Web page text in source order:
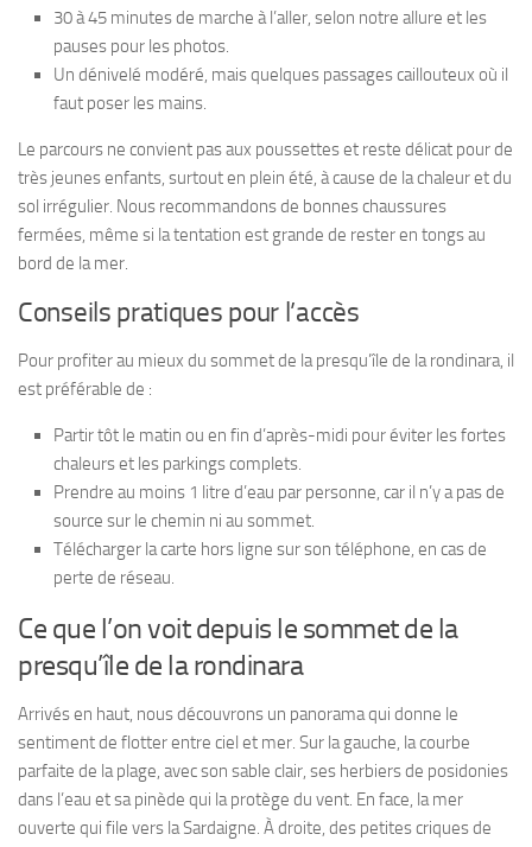
30 à 45 minutes de marche à l’aller, selon notre allure et les
pauses pour les photos.
Un dénivelé modéré, mais quelques passages caillouteux où il
faut poser les mains.
Le parcours ne convient pas aux poussettes et reste délicat pour de
très jeunes enfants, surtout en plein été, à cause de la chaleur et du
sol irrégulier. Nous recommandons de bonnes chaussures
fermées, même si la tentation est grande de rester en tongs au
bord de la mer.
Conseils pratiques pour l’accès
Pour profiter au mieux du sommet de la presqu’île de la rondinara, il
est préférable de :
Partir tôt le matin ou en fin d’après-midi pour éviter les fortes
chaleurs et les parkings complets.
Prendre au moins 1 litre d’eau par personne, car il n’y a pas de
source sur le chemin ni au sommet.
Télécharger la carte hors ligne sur son téléphone, en cas de
perte de réseau.
Ce que l’on voit depuis le sommet de la
presqu’île de la rondinara
Arrivés en haut, nous découvrons un panorama qui donne le
sentiment de flotter entre ciel et mer. Sur la gauche, la courbe
parfaite de la plage, avec son sable clair, ses herbiers de posidonies
dans l’eau et sa pinède qui la protège du vent. En face, la mer
ouverte qui file vers la Sardaigne. À droite, des petites criques de